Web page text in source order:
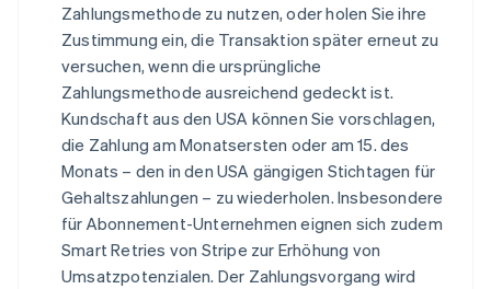
Zahlungsmethode zu nutzen, oder holen Sie ihre
Zustimmung ein, die Transaktion später erneut zu
versuchen, wenn die ursprüngliche
Zahlungsmethode ausreichend gedeckt ist.
Kundschaft aus den USA können Sie vorschlagen,
die Zahlung am Monatsersten oder am 15. des
Monats – den in den USA gängigen Stichtagen für
Gehaltszahlungen – zu wiederholen. Insbesondere
für Abonnement-Unternehmen eignen sich zudem
Smart Retries von Stripe zur Erhöhung von
Umsatzpotenzialen. Der Zahlungsvorgang wird